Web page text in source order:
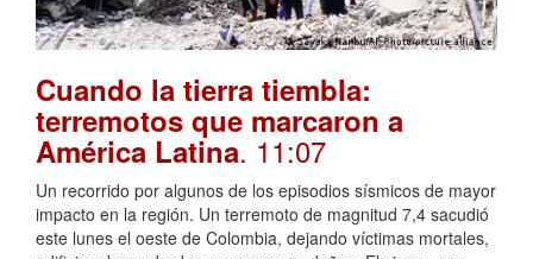
Cuando la tierra tiembla:
terremotos que marcaron a
América Latina. 11:07
Un recorrido por algunos de los episodios sísmicos de mayor
impacto en la región. Un terremoto de magnitud 7,4 sacudió
este lunes el oeste de Colombia, dejando víctimas mortales,